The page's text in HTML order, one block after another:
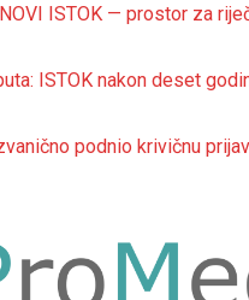
ISTOK — prostor za
ISTOK nakon deset
podnio krivičnu